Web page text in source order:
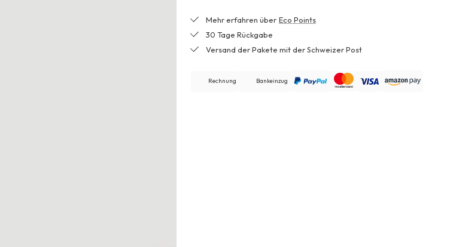
Mehr erfahren über Eco Points
30 Tage Rückgabe
Versand der Pakete mit der Schweizer Post
Rechnung Bankeinzug